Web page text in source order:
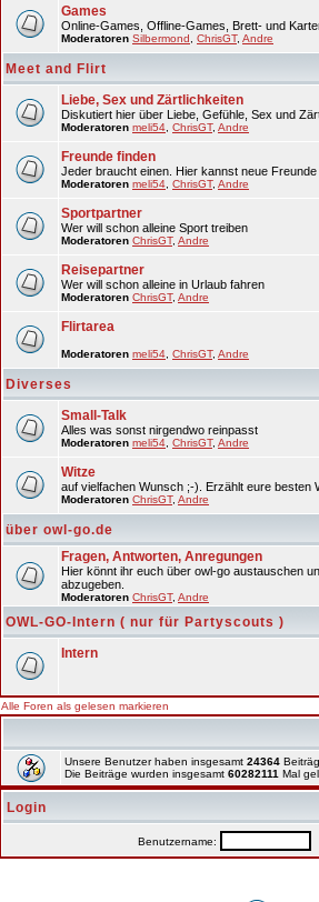
Games
Online-Games, Offline-Games, Brett- und
Moderatoren Silbermond ChrisGT, Andre
Meet and Flirt
Liebe, Sex und Zärtlichkeiten
Diskutiert hier über Liebe, Gefühle, Sex und
Moderatoren meli54 ChrisGT, Andre
Freunde finden
Jeder braucht einen. Hier kannst neue Freunde
Moderatoren meli54 ChrisGT, Andre
Sportpartner
Wer will schon alleine Sport treiben
Moderatoren ChrisGT, Andre
Reisepartner
Wer will schon alleine in Urlaub fahren
Moderatoren ChrisGT, Andre
Flirtarea
Moderatoren meli54 ChrisGT, Andre
Diverses
Small-Talk
Alles was sonst nirgendwo reinpasst
Moderatoren meli54 ChrisGT, Andre
Witze
auf vielfachen Wunsch ;-). Erzählt eure besten
Moderatoren ChrisGT, Andre
über owl-go.de
Fragen, Antworten, Anregungen
Hier könnt ihr euch über owl-go austauschen
abzugeben.
Moderatoren ChrisGT, Andre
OWL-GO-Intern ( nur für Partyscouts )
Intern
Alle Foren als gelesen markieren
Unsere Benutzer haben insgesamt 24364
Die Beiträge wurden insgesamt 60282111 Mal
Login
Benutzername: